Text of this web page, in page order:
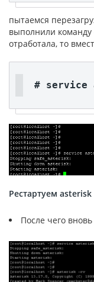
пытаемся
выполнили команду
отработала, то
# service
Рестартуем asterisk
После чего